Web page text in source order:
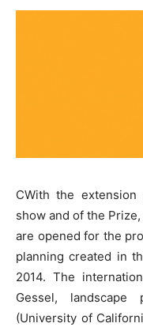
CWith the
show and of the
are opened for the
planning created in
2014. The
Gessel, landscape
(University of